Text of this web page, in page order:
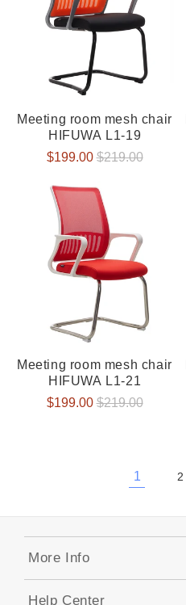
Meeting room mesh chair
HIFUWA L1-19
Verkaufspreis
$199.00 Normaler
$219.00
Meeting room mesh chair
HIFUWA L1-21
Verkaufspreis
$199.00 Normaler
$219.00
1 2
More Info
Help Center